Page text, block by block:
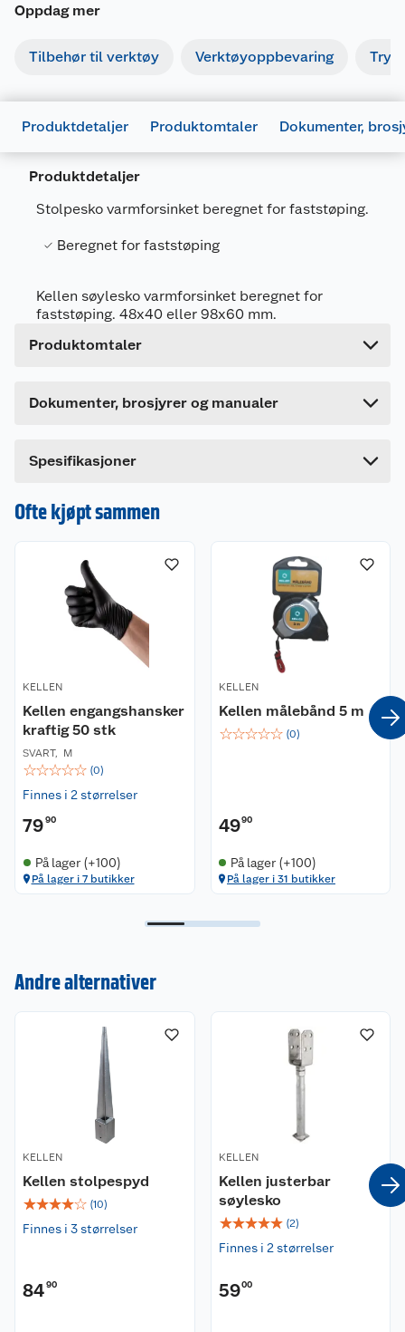
Oppdag mer
Tilbehør til verktøy Verktøyoppbevaring
Produktdetaljer Produktomtaler Dokumenter,
Produktdetaljer
Stolpesko varmforsinket beregnet for faststøping.
Beregnet for faststøping
Kellen søylesko varmforsinket beregnet for
faststøping. 48x40 eller 98x60 mm.
Produktomtaler
Dokumenter, brosjyrer og manualer
Spesifikasjoner
Generelt
Størrelse
48 X 40 MM
Forpakningsmål
Bruttovekt
Ofte kjøpt sammen
KELLEN
Kellen engangshansker
kraftig 50 stk
SVART, M
☆☆☆☆☆ (0)
Finnes i 2 størrelser
7990
På lager (+100)
På lager i 7 butikker
KELLEN
Kellen målebånd 5 m
☆☆☆☆☆ (0)
4990
På lager (+100)
På lager i 31 butikker
Andre alternativer
KELLEN
Kellen stolpespyd
☆☆☆☆☆ (10)
Finnes i 3 størrelser
8490
KELLEN
Kellen justerbar
søylesko
☆☆☆☆☆ (2)
Finnes i 2 størrelser
5900
Våre butikker
Våre merkevarer
Coop kjeder
Ledige stillinger
Angre- og returrett
Reklamasjon og garanti
Ofte stilte spørsmål
Betalingsalternativer
Leveringsalternativer
Åpent kjøp